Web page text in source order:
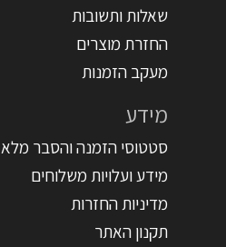
שאלות ותשובות
החזרת מוצרים
מעקב הזמנות
מידע
סטטוסי הזמנה והסבר מלא
מידע ועלויות משלוחים
מדיניות החזרות
תקנון האתר